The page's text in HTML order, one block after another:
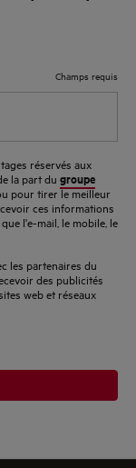
Champs requis
réservés aux
la part du groupe
pour tirer le meilleur
ces informations
l'e-mail, le mobile, le
les partenaires du
des publicités
web et réseaux